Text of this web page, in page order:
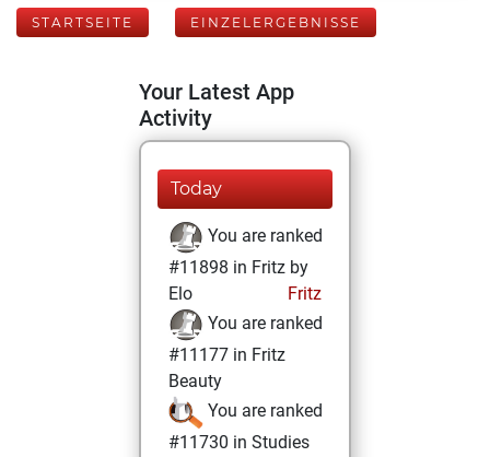
STARTSEITE EINZELERGEBNISSE
Your Latest App
Activity
Today
You are ranked
#11898 in Fritz by
Elo
Fritz
You are ranked
#11177 in Fritz
Beauty
You are ranked
#11730 in Studies